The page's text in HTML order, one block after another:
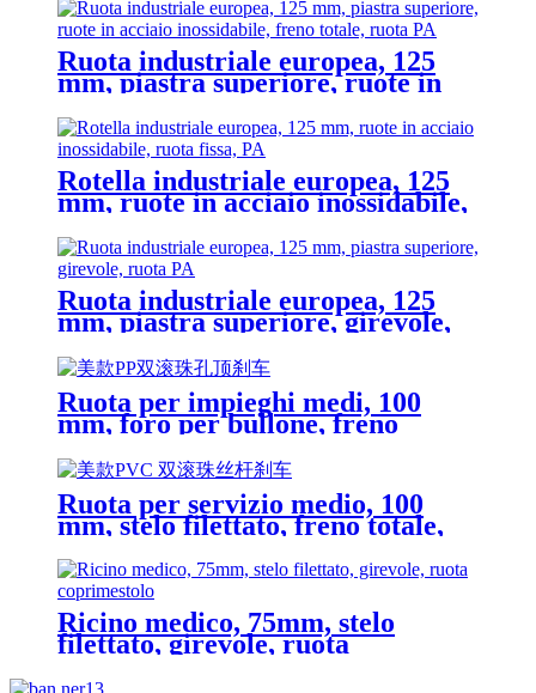
Ruota industriale europea, 125
mm, piastra superiore, ruote in
acciaio inossidabile, freno totale,
ruota PA
Rotella industriale europea, 125
mm, ruote in acciaio inossidabile,
fisse, ruota PA
Ruota industriale europea, 125
mm, piastra superiore, girevole,
ruota PA
Ruota per impieghi medi, 100
mm, foro per bullone, freno
totale, ruota in PP
Ruota per servizio medio, 100
mm, stelo filettato, freno totale,
ruota in PVC
Ricino medico, 75mm, stelo
filettato, girevole, ruota